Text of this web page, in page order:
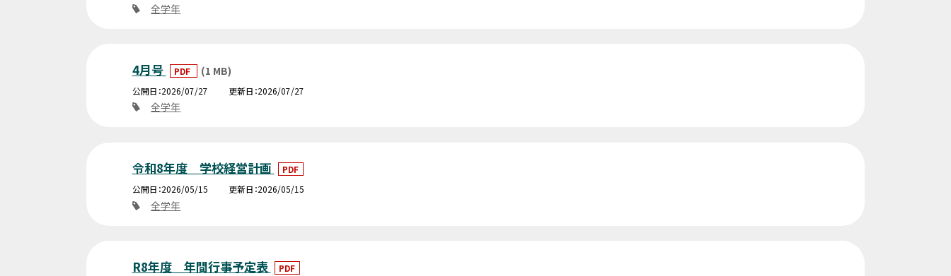
全学年
4月号 PDF (1 MB)
公開日 2026/07/27 更新日 2026/07/27
全学年
令和8年度 学校経営計画
PDF
公開日 2026/05/15 更新日 2026/05/15
全学年
R8年度 年間行事予定表
PDF